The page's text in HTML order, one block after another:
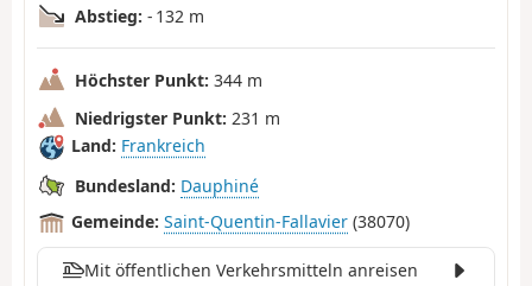
Abstieg: - 132 m
Höchster Punkt: 344 m
Niedrigster Punkt: 231 m
Land: Frankreich
Bundesland: Dauphiné
Gemeinde: Saint-Quentin-Fallavier (38070)
Mit öffentlichen Verkehrsmitteln anreisen